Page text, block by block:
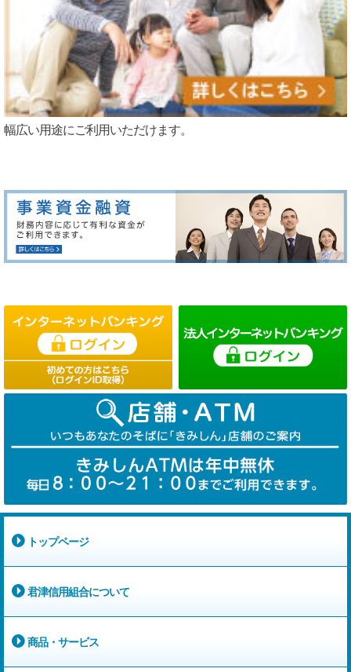
幅広い用途にご利用いただけます。
トップページ
君津信用組合について
商品・サービス